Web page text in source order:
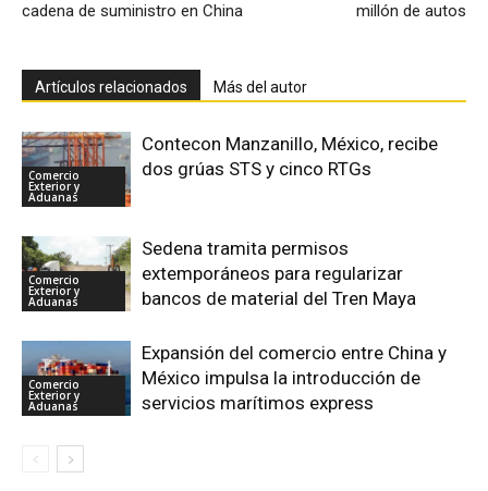
cadena de suministro en China
millón de autos
Artículos relacionados Más del autor
Comercio
Exterior y
Aduanas
Contecon Manzanillo, México, recibe
dos grúas STS y cinco RTGs
Comercio
Exterior y
Aduanas
Sedena tramita permisos
extemporáneos para regularizar
bancos de material del Tren Maya
Comercio
Exterior y
Aduanas
Expansión del comercio entre China y
México impulsa la introducción de
servicios marítimos express